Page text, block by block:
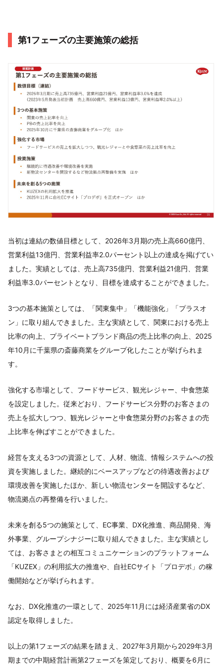
第1フェーズの主要施策の総括
当初は連結の数値目標として、2026年3月期の売上高660億円、
営業利益13億円、営業利益率2.0パーセント以上の達成を掲げてい
ました。実績としては、売上高735億円、営業利益21億円、営業
利益率3.0パーセントとなり、目標を達成することができました。
3つの基本施策としては、「関東集中」「機能強化」「プラスオ
ン」に取り組んできました。主な実績として、関東における売上
比率の向上、プライベートブランド商品の売上比率の向上、2025
年10月に千葉県の斎藤商業をグループ化したことが挙げられま
す。
強化する市場として、フードサービス、観光レジャー、中食惣菜
を設定しました。従来どおり、フードサービス分野のお客さまの
売上を拡大しつつ、観光レジャーと中食惣菜分野のお客さまの売
上比率を伸ばすことができました。
経営を支える3つの資源として、人材、物流、情報システムへの投
資を実施しました。継続的にベースアップなどの待遇改善および
環境改善を実施したほか、新しい物流センターを開設するなど、
物流拠点の再整備を行いました。
未来を創る5つの施策として、EC事業、DX化推進、商品開発、海
外事業、グループシナジーに取り組んできました。主な実績とし
ては、お客さまとの相互コミュニケーションのプラットフォーム
「KUZEX」の利用拡大の推進や、自社ECサイト「プロデポ」の稼
働開始などが挙げられます。
なお、DX化推進の一環として、2025年11月には経済産業省のDX
認定を取得しました。
以上の第1フェーズの結果を踏まえ、2027年3月期から2029年3月
期までの中期経営計画第2フェーズを策定しており、概要を6月に